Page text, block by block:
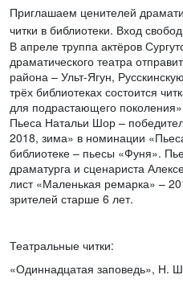
Приглашаем ценителей
читки в библиотеки. Вход
В апреле труппа актёров
драматического театра
района – Ульт-Ягун,
трёх библиотеках состоится
для подрастающего
Пьеса Натальи Шор –
2018, зима» в номинации
библиотеке – пьесы «Фуня».
драматурга и сценариста
лист «Маленькая ремарка» –
зрителей старше 6 лет.
Театральные читки:
«Одиннадцатая заповедь», Н.